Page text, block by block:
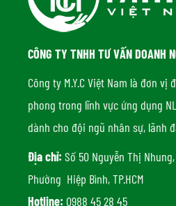
CÔNG TY TNHH TƯ VẤN DOANH
Công ty M.Y.C Việt Nam là đơn
phong trong lĩnh vực ứng dụng
dành cho đội ngũ nhân sự, lãnh
Địa chỉ: Số 50 Nguyễn Thị
Phường Hiệp Bình, TP.HCM
Hotline: 0988 45 28 45